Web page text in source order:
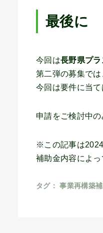
最後に
今回は長野県プラ
第二弾の募集で
今回は要件に当
申請をご検討中
※この記事は
補助金内容によ
タグ： 事業再構築